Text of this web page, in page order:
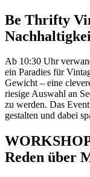
Be Thrifty
Ab 10:30 Uhr
ein Paradies für
Gewicht – eine
riesige Auswahl an
zu werden. Das
gestalten und dabei
Reden über